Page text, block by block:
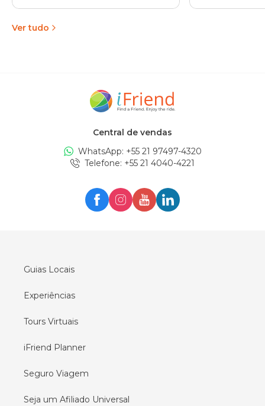
Ver tudo
Central de vendas
WhatsApp: +55 21 97497-4320
Telefone: +55 21 4040-4221
Guias Locais
Experiências
Tours Virtuais
iFriend Planner
Seguro Viagem
Seja um Afiliado Universal